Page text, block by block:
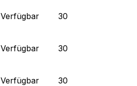
Verfügbar 30
Verfügbar 30
Verfügbar 30